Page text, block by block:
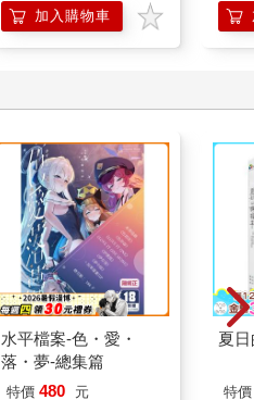
加入購物車
線)
水平檔案-色・愛・
落・夢-總集篇
特價 480 元
夏
特價